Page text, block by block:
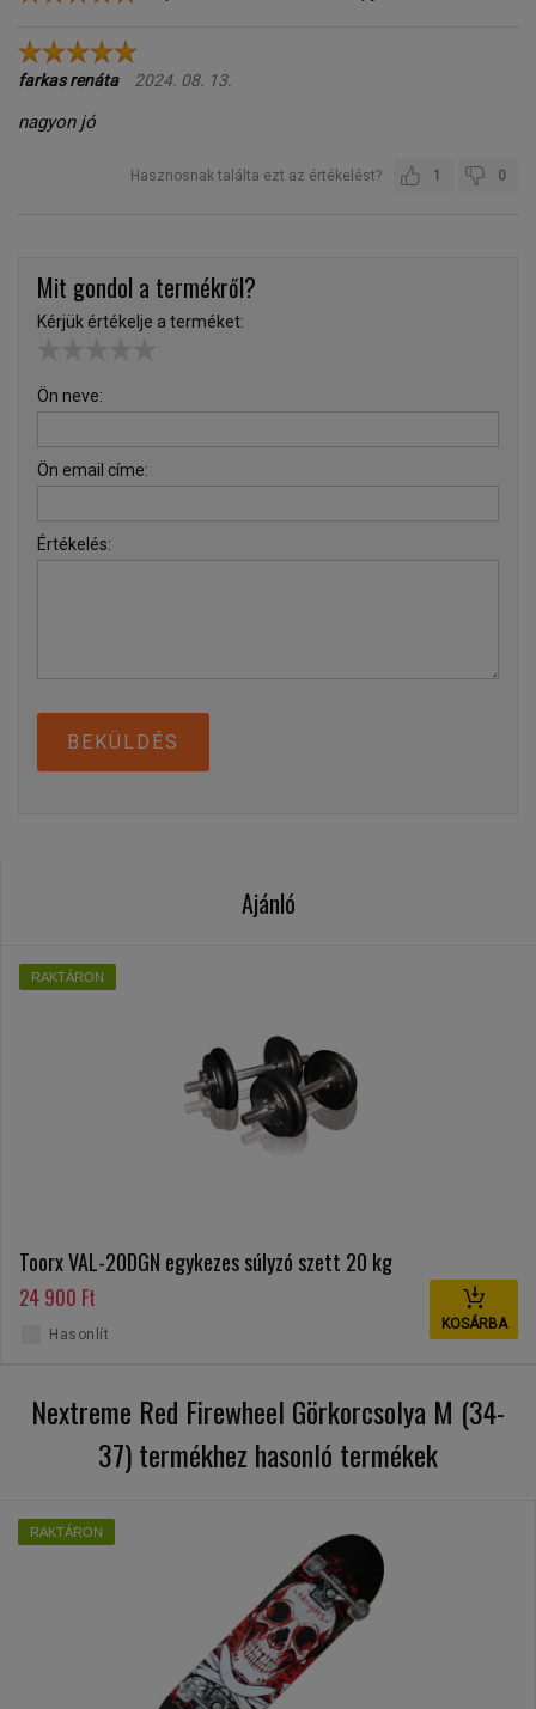
farkas renáta 2024. 08. 13.
nagyon jó
Hasznosnak találta ezt az értékelést? 0
1
Mit gondol a termékről?
Kérjük értékelje a terméket:
Ön neve:
Ön email címe:
Értékelés:
BEKÜLDÉS
Ajánló
RAKTÁRON
Toorx VAL-20DGN egykezes súlyzó szett 20 kg
24 900 Ft
KOSÁRBA
Hasonlít
Nextreme Red Firewheel Görkorcsolya M (34-
37) termékhez hasonló termékek
RAKTÁRON